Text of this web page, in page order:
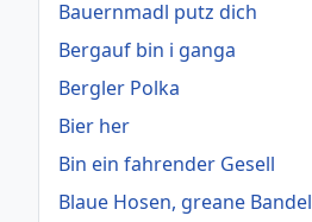
Bauernmadl putz dich
Bergauf bin i ganga
Bergler Polka
Bier her
Bin ein fahrender Gesell
Blaue Hosen, greane Bandel